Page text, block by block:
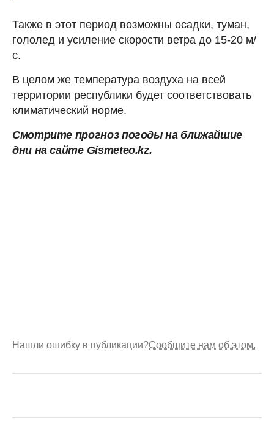
Также в этот период возможны осадки, туман,
гололед и усиление скорости ветра до 15-20 м/
с.
В целом же температура воздуха на всей
территории республики будет соответствовать
климатический норме.
Смотрите прогноз погоды на ближайшие
дни на сайте Gismeteo.kz.
Нашли ошибку в публикации?Сообщите нам об этом.